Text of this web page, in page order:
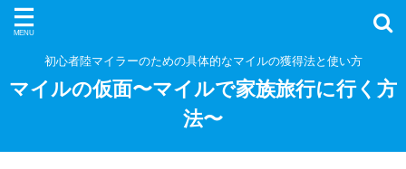
初心者陸マイラーのための具体的なマイルの獲得法と使い方
マイルの仮面〜マイルで家族旅行に行く方
法〜